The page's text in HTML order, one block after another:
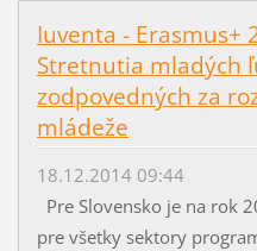
Iuventa - Erasmus+
Stretnutia mladých
zodpovedných za
mládeže
18.12.2014 09:44
Pre Slovensko je na rok
pre všetky sektory